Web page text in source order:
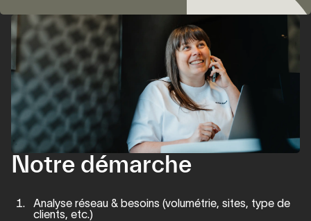
Notre démarche
Analyse réseau & besoins (volumétrie, sites, type de
clients, etc.)